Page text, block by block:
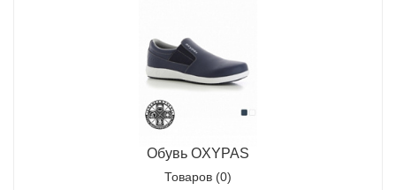
Обувь OXYPAS
Товаров (0)